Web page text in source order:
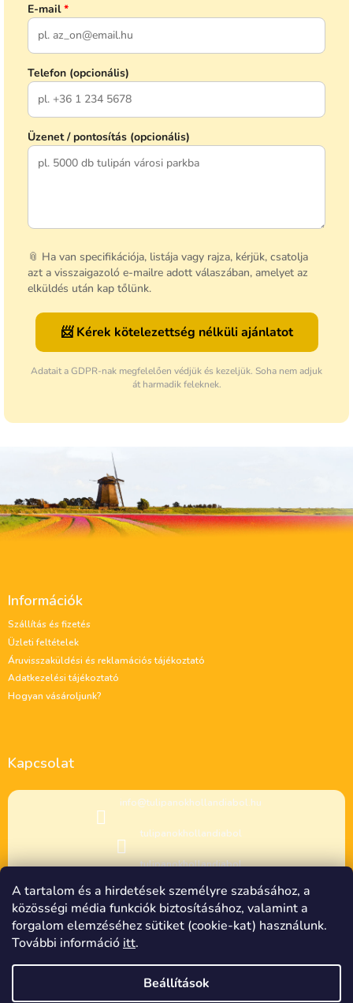
A tartalom és a hirdetések személyre szabásához, a
közösségi média funkciók biztosításához, valamint a
forgalom elemzéséhez sütiket (cookie-kat) használunk.
További információ itt.
Beállítások
E-mail*
Telefon (opcionális)
Üzenet / pontosítás (opcionális)
📎 Ha van specifikációja, listája vagy rajza, kérjük, csatolja
azt a visszaigazoló e-mailre adott válaszában, amelyet az
elküldés után kap tőlünk.
📨 Kérek kötelezettség nélküli ajánlatot
Adatait a GDPR-nak megfelelően védjük és kezeljük. Soha nem adjuk
át harmadik feleknek.
Információk
Szállítás és fizetés
Üzleti feltételek
Áruvisszaküldési és reklamációs tájékoztató
Adatkezelési tájékoztató
Hogyan vásároljunk?
Kapcsolat
info@tulipanokhollandiabol.hu
tulipanokhollandiabol
tulipanokhollandiabol